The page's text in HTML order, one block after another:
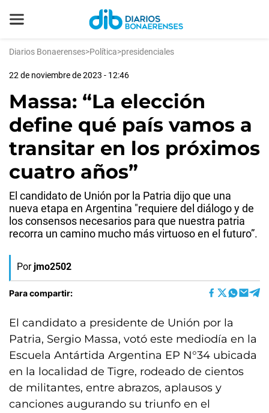
Diarios Bonaerenses>Política>presidenciales
22 de noviembre de 2023 - 12:46
Massa: “La elección
define qué país vamos a
transitar en los próximos
cuatro años”
El candidato de Unión por la Patria dijo que una
nueva etapa en Argentina "requiere del diálogo y de
los consensos necesarios para que nuestra patria
recorra un camino mucho más virtuoso en el futuro”.
Por jmo2502
Para compartir:
El candidato a presidente de Unión por la
Patria, Sergio Massa, votó este mediodía en la
Escuela Antártida Argentina EP N°34 ubicada
en la localidad de Tigre, rodeado de cientos
de militantes, entre abrazos, aplausos y
canciones augurando su triunfo en el